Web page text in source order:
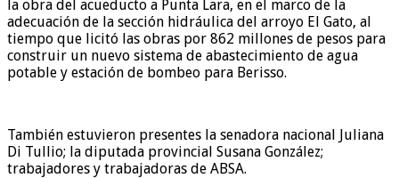
la obra del acueducto a Punta Lara, en el marco de la
adecuación de la sección hidráulica del arroyo El Gato, al
tiempo que licitó las obras por 862 millones de pesos para
construir un nuevo sistema de abastecimiento de agua
potable y estación de bombeo para Berisso.
También estuvieron presentes la senadora nacional Juliana
Di Tullio; la diputada provincial Susana González;
trabajadores y trabajadoras de ABSA.